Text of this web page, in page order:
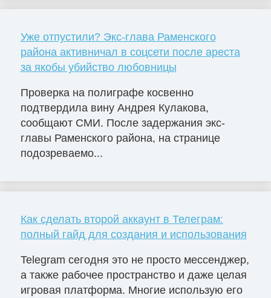
Уже отпустили? Экс-глава Раменского
района активничал в соцсети после ареста
за якобы убийство любовницы
Проверка на полиграфе косвенно
подтвердила вину Андрея Кулакова,
сообщают СМИ. После задержания экс-
главы Раменского района, на странице
подозреваемо...
Как сделать второй аккаунт в Телеграм:
полный гайд для создания и использования
Telegram сегодня это не просто мессенджер,
а также рабочее пространство и даже целая
игровая платформа. Многие использую его